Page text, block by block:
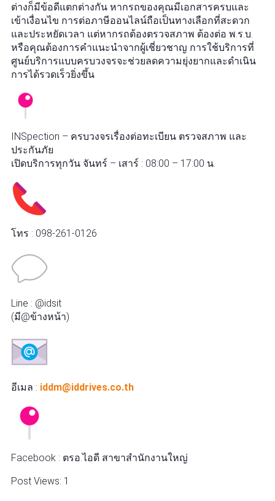
ต่างก็มีข้อดีแตกต่างกัน หากรถของคุณมีเอกสารครบและ
เข้าเงื่อนไข การต่อภาษีออนไลน์ถือเป็นทางเลือกที่สะดวก
และประหยัดเวลา แต่หากรถต้องตรวจสภาพ ต้องต่อ พ.ร.บ.
หรือคุณต้องการคำแนะนำจากผู้เชี่ยวชาญ การใช้บริการที่
ศูนย์บริการแบบครบวงจรจะช่วยลดความยุ่งยากและดำเนิน
การได้รวดเร็วยิ่งขึ้น
INSpection – ครบวงจรเรื่องต่อทะเบียน ตรวจสภาพ และ
ประกันภัย
เปิดบริการทุกวัน จันทร์ – เสาร์ : 08:00 – 17:00 น.
โทร : 098-261-0126
Line : @idsit
(มี@ข้างหน้า)
อีเมล : iddm@iddrives.co.th
Facebook : ตรอ.ไอดี สาขาสำนักงานใหญ่
Post Views: 1